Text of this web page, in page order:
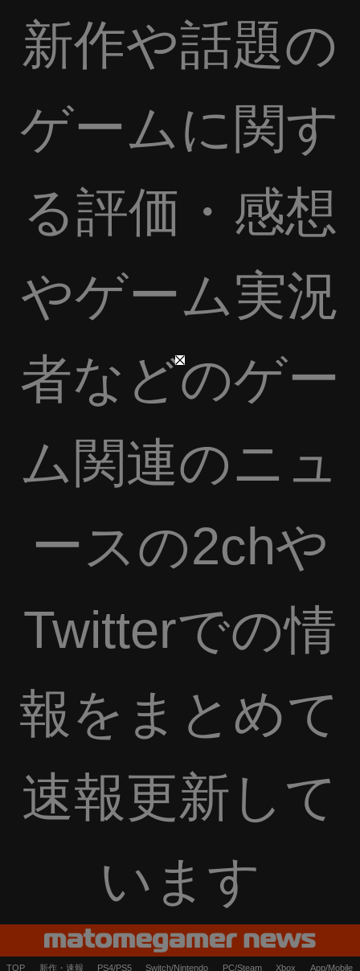
新作や話題の
ゲームに関す
る評価・感想
やゲーム実況
者などのゲー
ム関連のニュ
ースの2chや
Twitterでの情
報をまとめて
速報更新して
います
TOP 新作・速報 PS4/PS5 Switch/Nintendo PC/Steam Xbox App/Mobile